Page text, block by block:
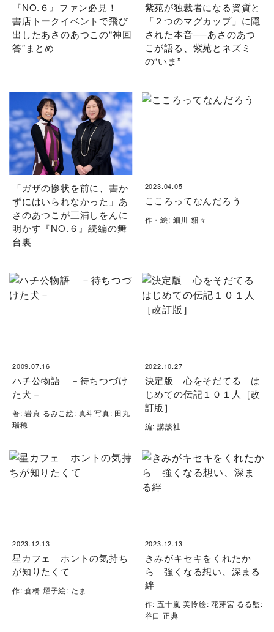
『NO.６』ファン必見！
書店トークイベントで飛び
出したあさのあつこの“神回
答”まとめ
紫苑が独裁者になる資質と
「２つのマグカップ」に隠
された本音──あさのあつ
こが語る、紫苑とネズミ
の“いま”
「ガザの惨状を前に、書か
ずにはいられなかった」あ
さのあつこが三浦しをんに
明かす『NO.６』続編の舞
台裏
2023.04.05
こころってなんだろう
作・絵: 細川 貂々
2009.07.16
ハチ公物語 －待ちつづけ
た犬－
著: 岩貞 るみこ絵: 真斗写真: 田丸
瑞穂
2022.10.27
決定版 心をそだてる は
じめての伝記１０１人［改
訂版］
編: 講談社
2023.12.13
星カフェ ホントの気持ち
が知りたくて
作: 倉橋 燿子絵: たま
2023.12.13
きみがキセキをくれたか
ら 強くなる想い、深まる
絆
作: 五十嵐 美怜絵: 花芽宮 るる監:
谷口 正典